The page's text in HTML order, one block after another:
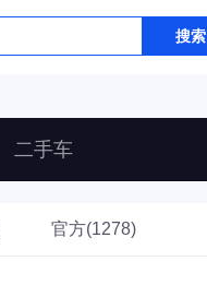
搜索
二手车
官方(1278)